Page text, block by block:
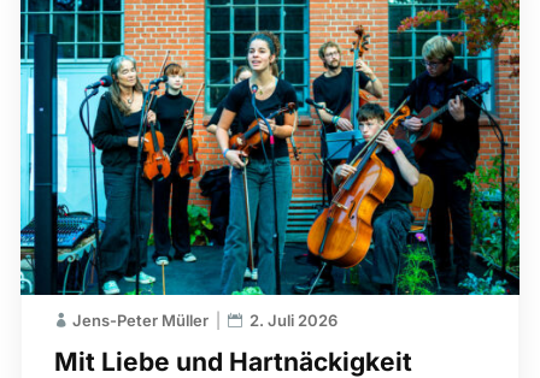
Mit Liebe und Hartnäckigkeit
Jens-Peter Müller 2. Juli 2026